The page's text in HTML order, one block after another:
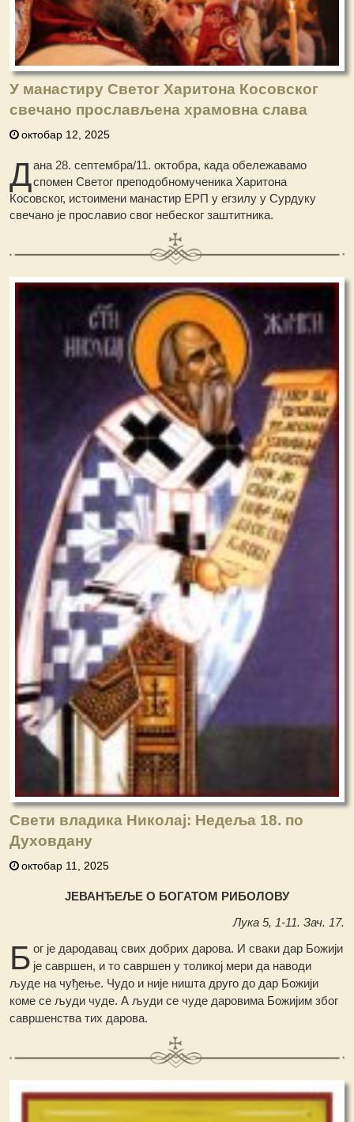
У манастиру Светог Харитона Косовског
свечано прослављена храмовна слава
октобар 12, 2025
Дана 28. септембра/11. октобра, када обележавамо
спомен Светог преподобномученика Харитона
Косовског, истоимени манастир ЕРП у егзилу у Сурдуку
свечано је прославио свог небеског заштитника.
Свети владика Николај: Недеља 18. по
Духовдану
октобар 11, 2025
ЈЕВАНЂЕЉЕ О БОГАТОМ РИБОЛОВУ
Лука 5, 1-11. Зач. 17.
Б ог је дародавац свих добрих дарова. И сваки дар Божији
је савршен, и то савршен у толикој мери да наводи
људе на чуђење. Чудо и није ништа друго до дар Божији
коме се људи чуде. А људи се чуде даровима Божијим због
савршенства тих дарова.